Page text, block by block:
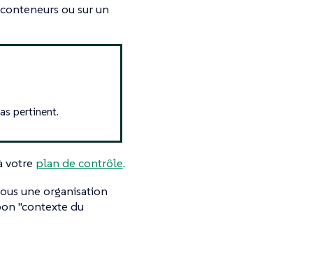
ou sur un
pertinent.
votre plan de contrôle.
une organisation
"contexte du